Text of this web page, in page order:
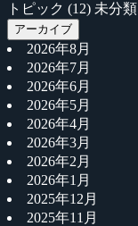
トピック (12) 未分類
アーカイブ
2026年8月
2026年7月
2026年6月
2026年5月
2026年4月
2026年3月
2026年2月
2026年1月
2025年12月
2025年11月